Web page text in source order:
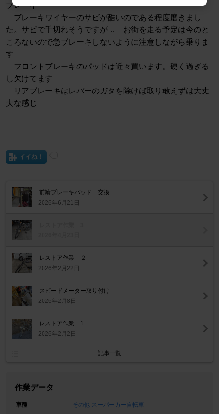
ブレーキ
ブレーキワイヤーのサビが酷いのである程度磨きまし
た。サビで千切れそうですが… お街を走る予定は今のと
ころないので急ブレーキしないように注意しながら乗りま
す
フロントブレーキのパッドは近々買います。硬く過ぎる
し欠けてます
リアブレーキはレバーのガタを除けば取り敢えずは大丈
夫な感じ
イイね！
前輪ブレーキパッド 交換
2026年6月21日
レストア作業 ２
2026年2月22日
スピードメーター取り付け
2026年2月8日
レストア作業 1
2026年2月2日
記事一覧
作業データ
車種
その他 スーパーカー自転車